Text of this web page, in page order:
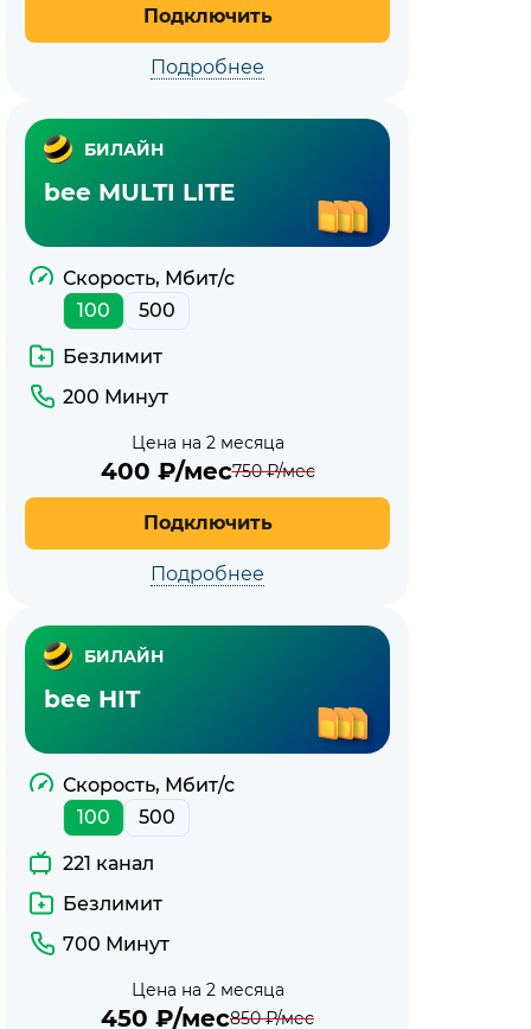
Подключить
Подробнее
БИЛАЙН
bee MULTI LITE
Скорость, Мбит/с
100
500
Безлимит
200 Минут
Цена на 2 месяца
400 ₽/мес750₽/мес
Подключить
Подробнее
БИЛАЙН
bee HIT
Скорость, Мбит/с
100
500
221 канал
Безлимит
700 Минут
Цена на 2 месяца
450 ₽/мес850₽/мес